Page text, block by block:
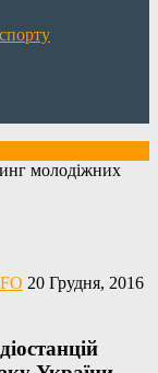
молодіжних
20 Грудня, 2016